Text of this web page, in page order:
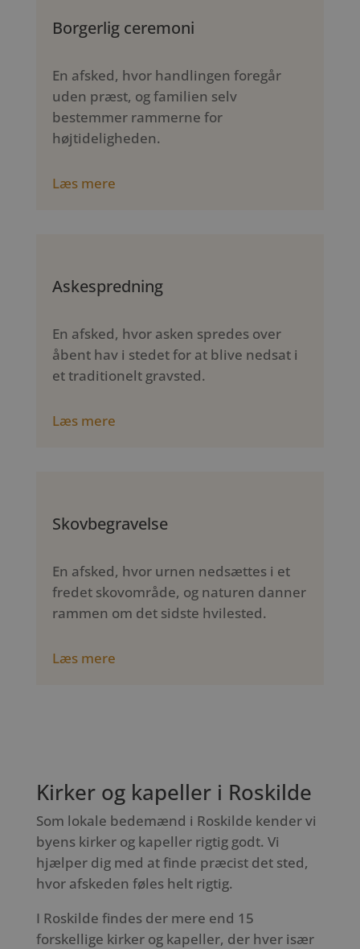
Borgerlig ceremoni
En afsked, hvor handlingen foregår
uden præst, og familien selv
bestemmer rammerne for
højtideligheden.
Læs mere
Askespredning
En afsked, hvor asken spredes over
åbent hav i stedet for at blive nedsat i
et traditionelt gravsted.
Læs mere
Skovbegravelse
En afsked, hvor urnen nedsættes i et
fredet skovområde, og naturen danner
rammen om det sidste hvilested.
Læs mere
Kirker og kapeller i Roskilde
Som lokale bedemænd i Roskilde kender vi
byens kirker og kapeller rigtig godt. Vi
hjælper dig med at finde præcist det sted,
hvor afskeden føles helt rigtig.
I Roskilde findes der mere end 15
forskellige kirker og kapeller, der hver især